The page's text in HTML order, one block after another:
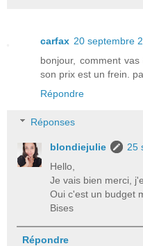
carfax 20 septembre
bonjour, comment
son prix est un frein.
Répondre
Réponses
blondiejulie
25
Hello,
Je vais bien merci,
Oui c'est un budget
Bises
Répondre